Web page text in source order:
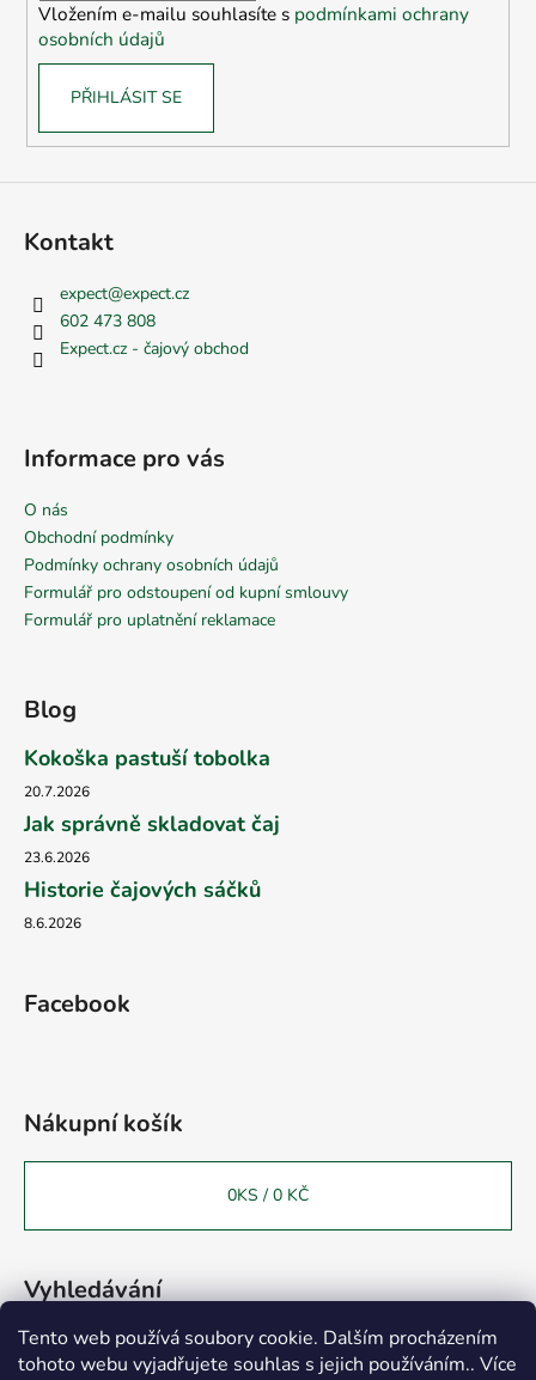
Tento web používá soubory cookie. Dalším procházením
tohoto webu vyjadřujete souhlas s jejich používáním.. Více
Vážení zákazníci, chtěli bychom Vás informovat o otevření
Vložením e-mailu souhlasíte s podmínkami ochrany
osobních údajů
PŘIHLÁSIT SE
Kontakt
expect@expect.cz
602 473 808
Expect.cz - čajový obchod
Informace pro vás
O nás
Obchodní podmínky
Podmínky ochrany osobních údajů
Formulář pro odstoupení od kupní smlouvy
Formulář pro uplatnění reklamace
Blog
Kokoška pastuší tobolka
20.7.2026
Jak správně skladovat čaj
23.6.2026
Historie čajových sáčků
8.6.2026
Facebook
Nákupní košík
0KS / 0 KČ
Vyhledávání
HLEDAT